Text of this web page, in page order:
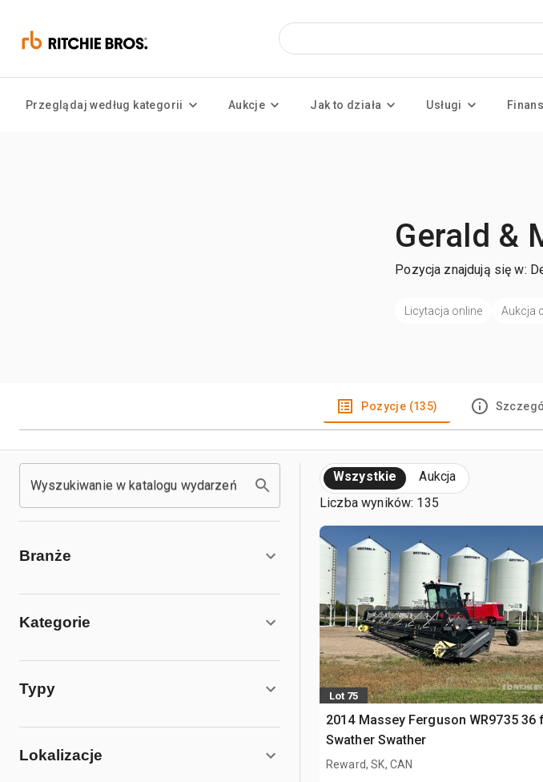
Przeglądaj według kategorii Aukcje Jak to działa Usługi
Gerald &
Pozycja znajdują się w:
Licytacja online Aukcja
Pozycje (135)
Wyszukiwanie w katalogu wydarzeń
Branże
Kategorie
Typy
Lokalizacje
Wszystkie
Aukcja
Liczba wyników: 135
Lot 75
2014 Massey Ferguson WR9735 36
Swather Swather
Reward, SK, CAN